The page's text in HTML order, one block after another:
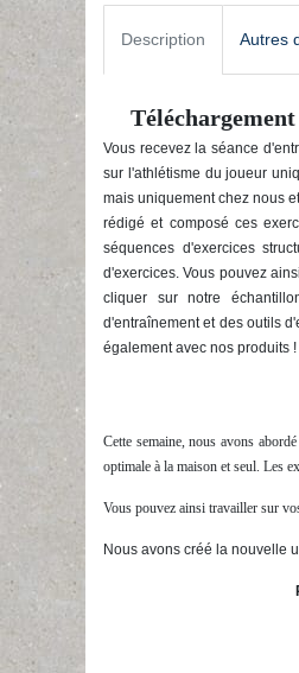
Description Autres
Vous recevez la séance
sur l'athlétisme du joueur
mais uniquement chez nous
rédigé et composé ces
séquences d'exercices
d'exercices. Vous pouvez
cliquer sur notre
d'entraînement et des outils
également avec nos produits !
Cette semaine, nous avons
optimale à la maison et seul. Les
Vous pouvez ainsi travailler sur
Nous avons créé la nouvelle